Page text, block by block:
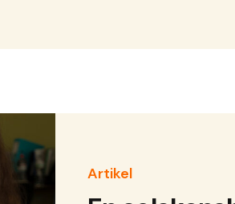
Artikel